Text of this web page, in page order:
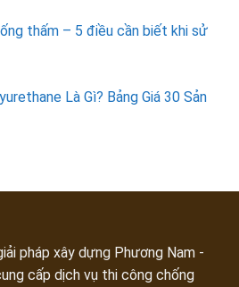
thấm – 5 điều cần biết khi sử
Là Gì? Bảng Giá 30 Sản
pháp xây dựng Phương Nam -
cấp dịch vụ thi công chống